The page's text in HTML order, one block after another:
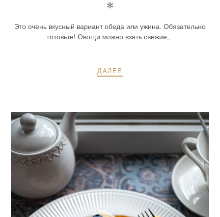
✻
Это очень вкусный вариант обеда или ужина. Обязательно
готовьте! Овощи можно взять свежие,..
ДАЛЕЕ